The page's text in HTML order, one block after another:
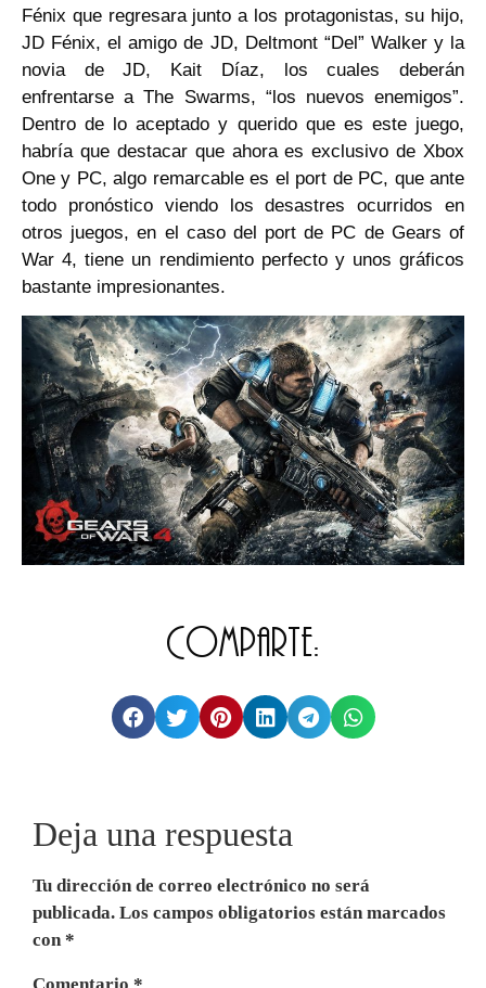
Fénix que regresara junto a los protagonistas, su hijo,
JD Fénix, el amigo de JD, Deltmont “Del” Walker y la
novia de JD, Kait Díaz, los cuales deberán
enfrentarse a The Swarms, “los nuevos enemigos”.
Dentro de lo aceptado y querido que es este juego,
habría que destacar que ahora es exclusivo de Xbox
One y PC, algo remarcable es el port de PC, que ante
todo pronóstico viendo los desastres ocurridos en
otros juegos, en el caso del port de PC de Gears of
War 4, tiene un rendimiento perfecto y unos gráficos
bastante impresionantes.
Comparte:
Deja una respuesta
Tu dirección de correo electrónico no será
publicada. Los campos obligatorios están marcados
con*